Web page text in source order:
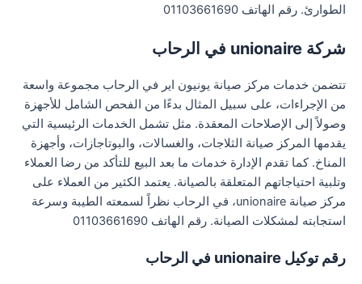
الطوارئ. رقم الهاتف 01103661690
شركة unionaire في الرحاب
تتضمن خدمات مركز صيانة يونيون اير في الرحاب مجموعة واسعة
من الإجراءات، على سبيل المثال بدءًا من الفحص الشامل للأجهزة
وصولاً إلى الإصلاحات المعقدة. مثل تشمل الخدمات الرئيسية التي
يقدمها المركز صيانة الثلاجات، والغسالات، والبوتاجازات، وأجهزة
المناخ. كما تقدم الإدارة خدمات ما بعد البيع للتأكد من رضا العملاء
وتلبية احتياجاتهم المتعلقة بالصيانة. يعتمد الكثير من العملاء على
مركز صيانة unionaire، في الرحاب نظراً لسمعته الطيبة وسرعة
استجابته لمشكلات الصيانة. رقم الهاتف 01103661690
رقم توكيل unionaire في الرحاب